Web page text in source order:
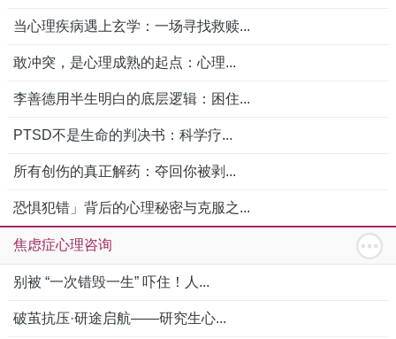
当心理疾病遇上玄学：一场寻找救赎...
敢冲突，是心理成熟的起点：心理...
李善德用半生明白的底层逻辑：困住...
PTSD不是生命的判决书：科学疗...
所有创伤的真正解药：夺回你被剥...
恐惧犯错」背后的心理秘密与克服之...
焦虑症心理咨询
别被 “一次错毁一生” 吓住！人...
破茧抗压·研途启航——研究生心...